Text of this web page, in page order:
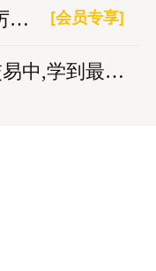
远比 Po3/AMD 更厉害的交易模型 [会员专享]
今年我从亏损的交易中,学到最重要的3件事